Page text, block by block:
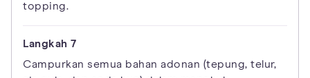
topping.
Campurkan semua bahan adonan (tepung, telur,